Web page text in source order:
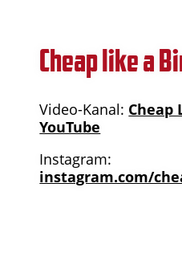
Cheap like a
Video-Kanal: Cheap
YouTube
Instagram:
instagram.com/